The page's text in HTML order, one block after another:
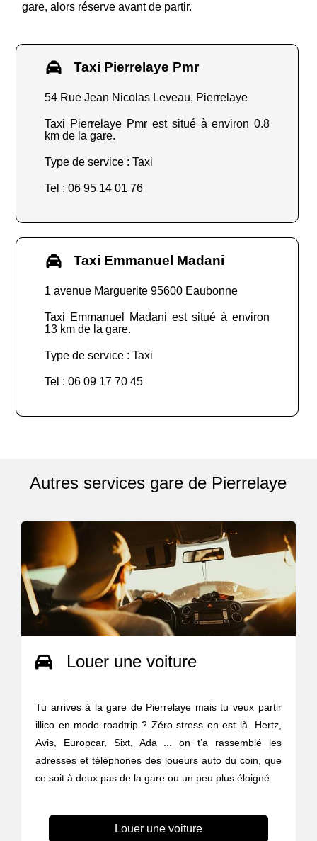
gare, alors réserve avant de partir.
Taxi Pierrelaye Pmr
54 Rue Jean Nicolas Leveau, Pierrelaye
Taxi Pierrelaye Pmr est situé à environ 0.8
km de la gare.
Type de service : Taxi
Tel : 06 95 14 01 76
Taxi Emmanuel Madani
1 avenue Marguerite 95600 Eaubonne
Taxi Emmanuel Madani est situé à environ
13 km de la gare.
Type de service : Taxi
Tel : 06 09 17 70 45
Autres services gare de Pierrelaye
Louer une voiture
Tu arrives à la gare de Pierrelaye mais tu veux partir
illico en mode roadtrip ? Zéro stress on est là. Hertz,
Avis, Europcar, Sixt, Ada ... on t’a rassemblé les
adresses et téléphones des loueurs auto du coin, que
ce soit à deux pas de la gare ou un peu plus éloigné.
Louer une voiture